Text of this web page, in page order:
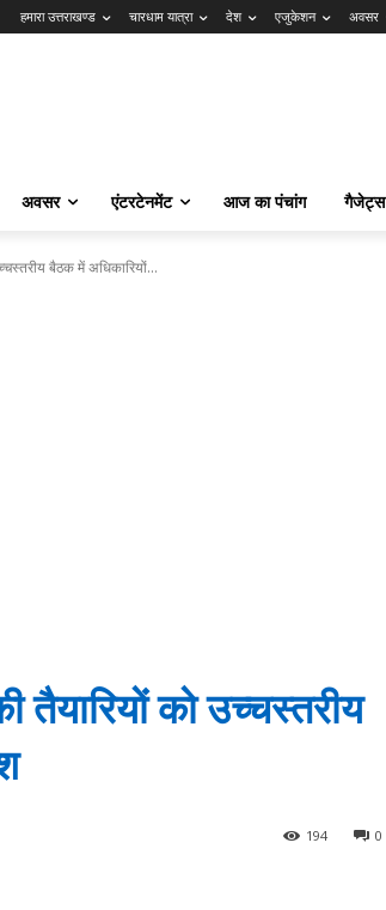
हमारा उत्तराखण्ड चारधाम यात्रा देश एजुकेशन अवसर
अवसर एंटरटेनमेंट आज का पंचांग गैजेट्स
बैठक में अधिकारियों...
को उच्चस्तरीय
0
194